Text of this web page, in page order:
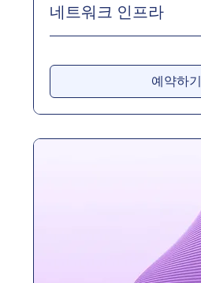
네트워크 인프라
예약하기